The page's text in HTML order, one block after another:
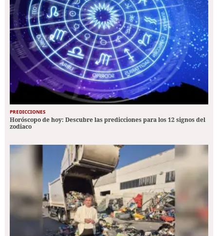
PREDICCIONES
Horóscopo de hoy: Descubre las predicciones para los 12 signos del
zodiaco